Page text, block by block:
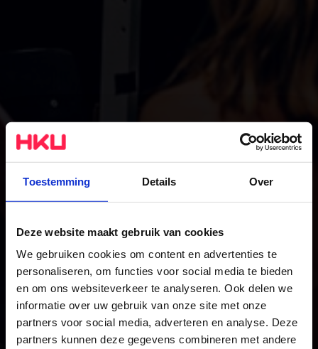
Toestemming Details Over
Deze website maakt gebruik van cookies
We gebruiken cookies om content en advertenties te
personaliseren, om functies voor social media te bieden
en om ons websiteverkeer te analyseren. Ook delen we
informatie over uw gebruik van onze site met onze
partners voor social media, adverteren en analyse. Deze
partners kunnen deze gegevens combineren met andere